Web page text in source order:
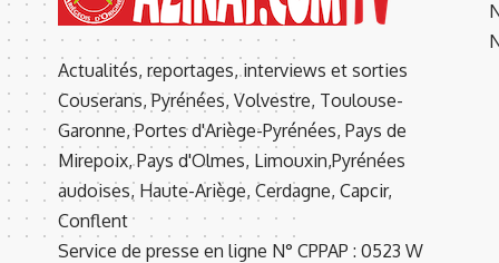
Actualités, reportages, interviews et sorties
Couserans, Pyrénées, Volvestre, Toulouse-
Garonne, Portes d'Ariège-Pyrénées, Pays de
Mirepoix, Pays d'Olmes, Limouxin,Pyrénées
audoises, Haute-Ariège, Cerdagne, Capcir,
Conflent
Service de presse en ligne N° CPPAP : 0523 W